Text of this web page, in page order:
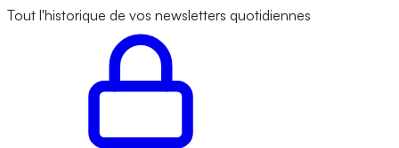
Tout l'historique de vos newsletters quotidiennes